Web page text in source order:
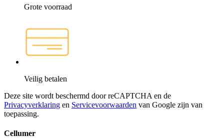
Grote voorraad
Veilig betalen
Deze site wordt beschermd door reCAPTCHA en de
Privacyverklaring en Servicevoorwaarden van Google zijn van
toepassing.
Cellumer